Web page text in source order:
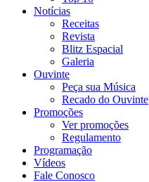
Notícias
Receitas
Revista
Blitz Espacial
Galeria
Ouvinte
Peça sua Música
Recado do Ouvinte
Promoções
Ver promoções
Regulamento
Programação
Vídeos
Fale Conosco